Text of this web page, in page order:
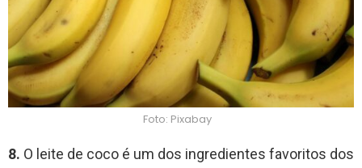
Foto: Pixabay
8. O leite de coco é um dos ingredientes favoritos dos